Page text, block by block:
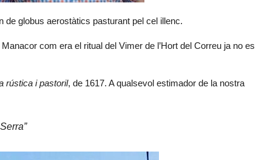
de globus aerostàtics pasturant pel cel illenc.
com era el ritual del Vimer de l’Hort del Correu ja no es
rústica i pastoril, de 1617. A qualsevol estimador de la nostra